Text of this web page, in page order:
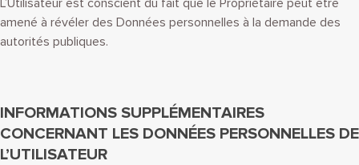
L’Utilisateur est conscient du fait que le Propriétaire peut être
amené à révéler des Données personnelles à la demande des
autorités publiques.
INFORMATIONS SUPPLÉMENTAIRES
CONCERNANT LES DONNÉES PERSONNELLES DE
L’UTILISATEUR